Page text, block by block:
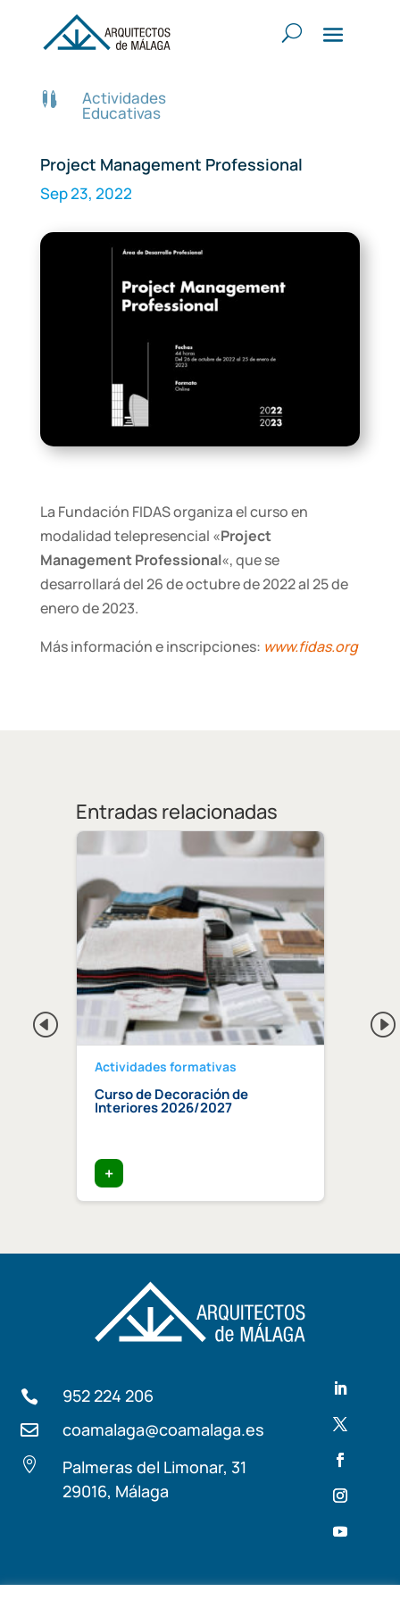
 Actividades
Educativas
Project Management Professional
Sep 23, 2022
La Fundación FIDAS organiza el curso en
modalidad telepresencial «Project
Management Professional«, que se
desarrollará del 26 de octubre de 2022 al 25 de
enero de 2023.
Más información e inscripciones: www.fidas.org
Entradas relacionadas
Actividades formativas
Curso de Decoración de
Interiores 2026/2027
+
 952 224 206
 coamalaga@coamalaga.es

Palmeras del Limonar, 31
29016, Málaga
Términos y condiciones